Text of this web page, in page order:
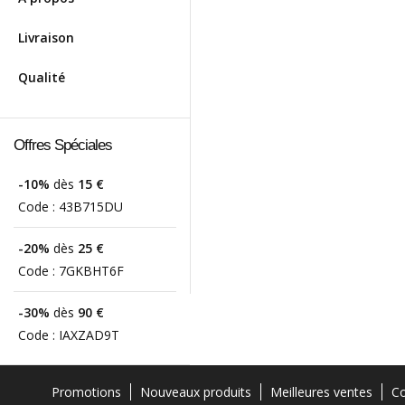
Livraison
Qualité
Offres Spéciales
-10% dès 15 €
Code : 43B715DU
-20% dès 25 €
Code : 7GKBHT6F
-30% dès 90 €
Code : IAXZAD9T
Promotions Nouveaux produits Meilleures ventes